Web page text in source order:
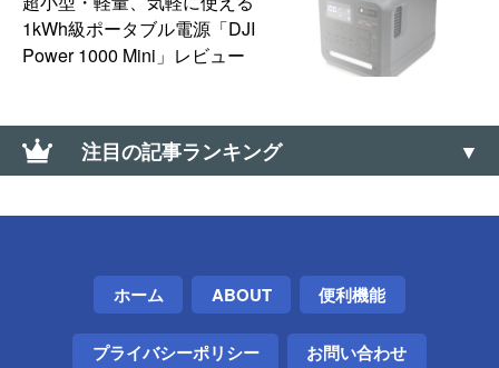
1kWh級ポータブル電源「DJI
Power 1000 Mini」レビュー
注目の記事ランキング
【Windows】サウンド コントロールパネルの開き方
（サウンドの詳細設定）
Telegramアカウントを削除する方法
ホーム ABOUT 便利機能
プライバシーポリシー お問い合わせ